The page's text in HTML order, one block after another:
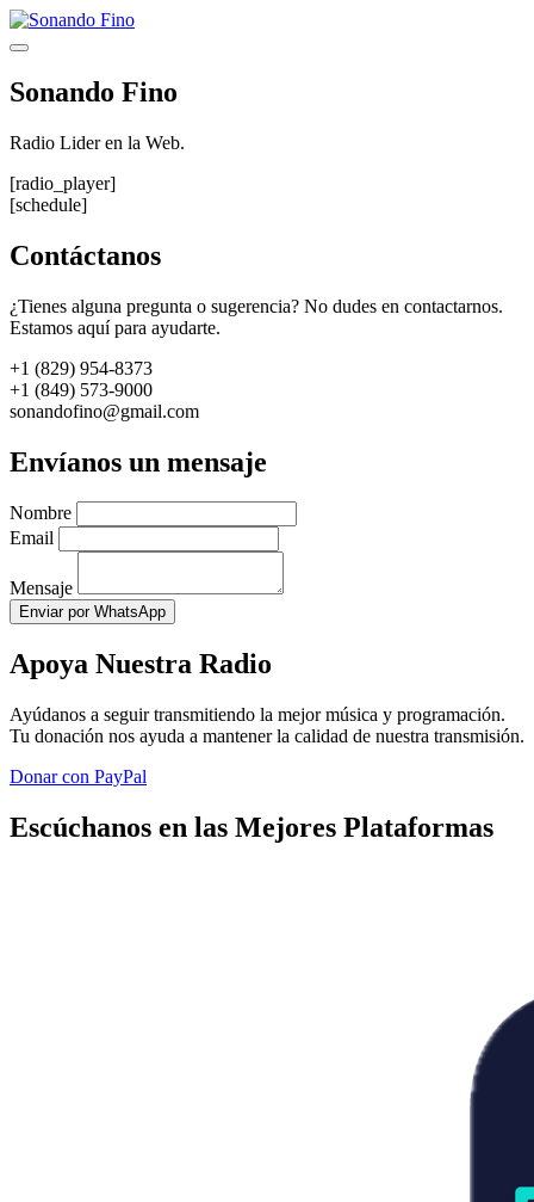
Saltar
al
Menú
Sonando Fino
Radio Lider en la Web.
[radio_player]
[schedule]
Contáctanos
¿Tienes alguna pregunta o sugerencia? No dudes en contactarnos.
Estamos aquí para ayudarte.
+1 (829) 954-8373
+1 (849) 573-9000
sonandofino@gmail.com
Envíanos un mensaje
Nombre
Email
Mensaje
Enviar por WhatsApp
Apoya Nuestra Radio
Ayúdanos a seguir transmitiendo la mejor música y programación.
Tu donación nos ayuda a mantener la calidad de nuestra transmisión.
Donar con PayPal
Escúchanos en las Mejores Plataformas